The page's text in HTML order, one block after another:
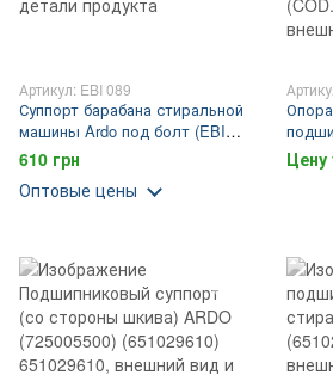
Артикул: EBI 089
Суппорт барабана стиральной
машины Ardo под болт (EBI
089)
610 грн
Оптовые цены
Цену